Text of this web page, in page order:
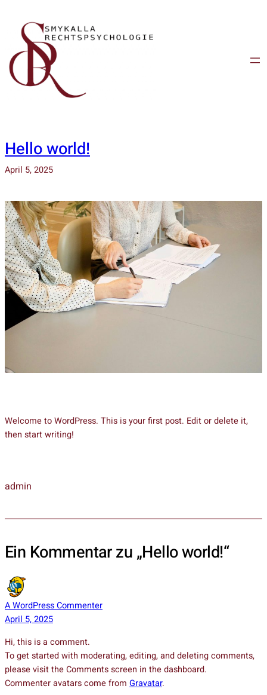
Inhalt
springen
Hello world!
April 5, 2025
Welcome to WordPress. This is your first post. Edit or delete it,
then start writing!
admin
Ein Kommentar zu „Hello world!“
A WordPress Commenter
April 5, 2025
Hi, this is a comment.
To get started with moderating, editing, and deleting comments,
please visit the Comments screen in the dashboard.
Commenter avatars come from Gravatar.